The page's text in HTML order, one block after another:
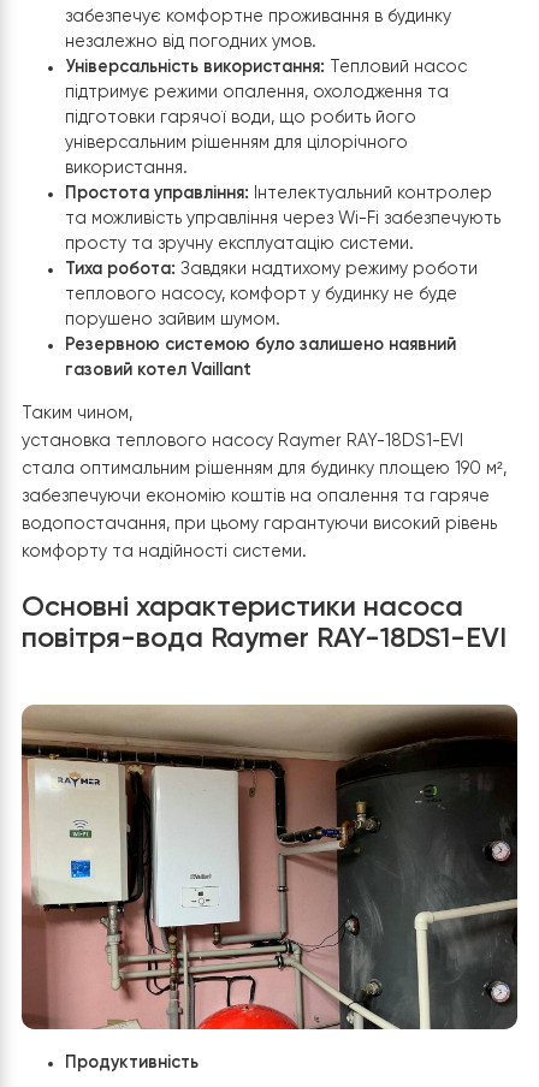
функціональну, ефективну та економічну систему
опалення та гарячого водопостачання,
та встановлену з урахуванням усіх технічних вимог та
побажань замовника.
Вигода для клієнта
Економія коштів:Використання теплового
Raymer RAY-18DS1-EVIдозволяє суттєво знизити
витрати на опалення та ГВП, завдяки високій
енергоефективності пристрою.
Надійність та комфорт:
систему опалення та гарячого
забезпечує комфортне проживання в будинку
незалежно від погодних умов.
Універсальність використання:Тепловий насос
підтримує режими опалення, охолодження та
підготовки гарячої води, що робить його
універсальним рішенням для цілорічного
використання.
та можливість управління через Wi-Fi
просту та зручну експлуатацію системи.
Тиха робота:
Завдяки надтихому режиму роботи
порушено зайвим шумом.
Резервною системою було залишено наявний
газовий котелVaillant
Таким чином,
установка теплового насосу Raymer RAY-18DS1-EVI
стала оптимальним рішенням для будинку площею 190
забезпечуючи економію коштів на опалення та
водопостачання, при цьому гарантуючи високий
комфорту та надійності системи.
Основні характеристики насоса
повітря-вода Raymer RAY-18DS1-